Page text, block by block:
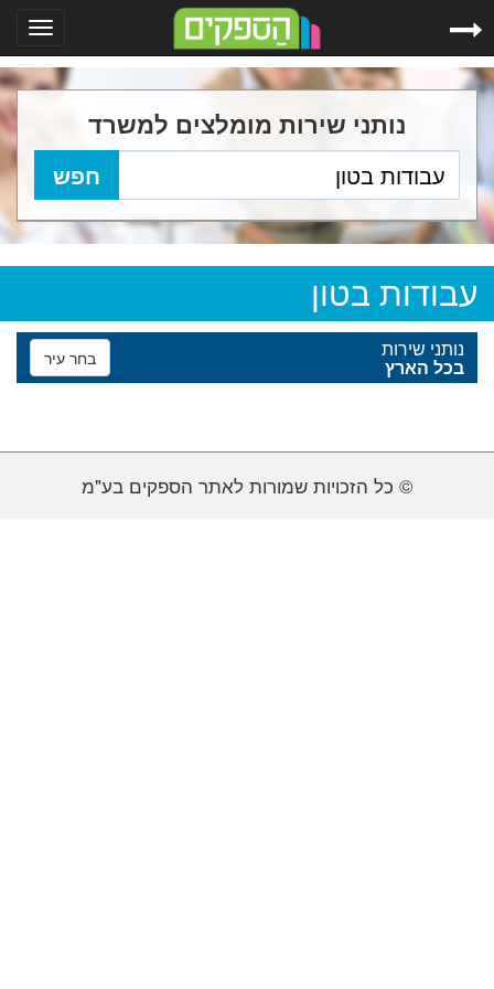
נותני שירות מומלצים למשרד
עבודות בטון
נותני שירות בחר עיר בכל הארץ
© כל הזכויות שמורות לאתר הספקים בע"מ